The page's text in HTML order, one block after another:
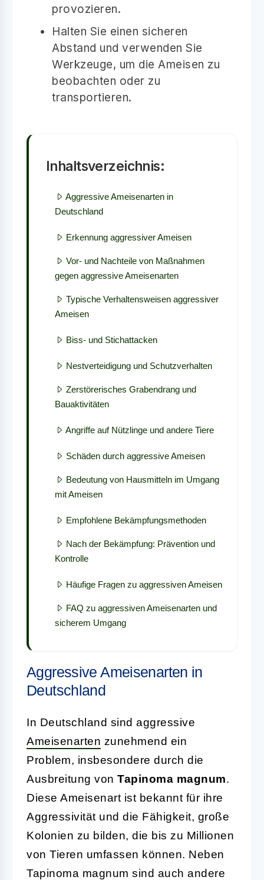
provozieren.
Halten Sie einen sicheren
Abstand und verwenden Sie
Werkzeuge, um die Ameisen zu
beobachten oder zu
transportieren.
Inhaltsverzeichnis:
Aggressive Ameisenarten in
Deutschland
Erkennung aggressiver Ameisen
Vor- und Nachteile von Maßnahmen
gegen aggressive Ameisenarten
Typische Verhaltensweisen aggressiver
Ameisen
Biss- und Stichattacken
Nestverteidigung und Schutzverhalten
Zerstörerisches Grabendrang und
Bauaktivitäten
Angriffe auf Nützlinge und andere Tiere
Schäden durch aggressive Ameisen
Bedeutung von Hausmitteln im Umgang
mit Ameisen
Empfohlene Bekämpfungsmethoden
Nach der Bekämpfung: Prävention und
Kontrolle
Häufige Fragen zu aggressiven Ameisen
FAQ zu aggressiven Ameisenarten und
sicherem Umgang
Aggressive Ameisenarten in
Deutschland
In Deutschland sind aggressive
Ameisenarten zunehmend ein
Problem, insbesondere durch die
Ausbreitung von Tapinoma magnum.
Diese Ameisenart ist bekannt für ihre
Aggressivität und die Fähigkeit, große
Kolonien zu bilden, die bis zu Millionen
von Tieren umfassen können. Neben
Tapinoma magnum sind auch andere